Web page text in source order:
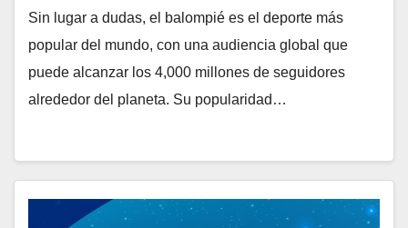
Sin lugar a dudas, el balompié es el deporte más
popular del mundo, con una audiencia global que
puede alcanzar los 4,000 millones de seguidores
alrededor del planeta. Su popularidad…